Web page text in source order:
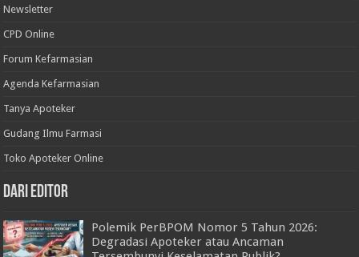
Newsletter
CPD Online
Forum Kefarmasian
Agenda Kefarmasian
Tanya Apoteker
Gudang Ilmu Farmasi
Toko Apoteker Online
Dari Editor
Polemik PerBPOM Nomor 5 Tahun 2026:
Degradasi Apoteker atau Ancaman